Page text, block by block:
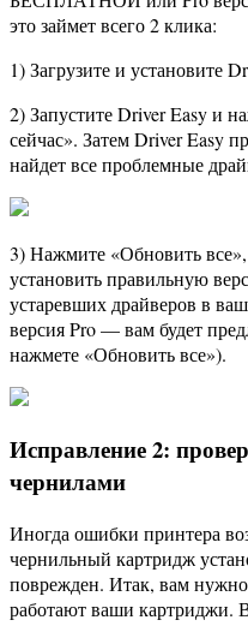
это займет всего 2 клика:
1) Загрузите и установите
2) Запустите Driver Easy и
сейчас». Затем Driver Easy
найдет все проблемные
3) Нажмите «Обновить все»,
установить правильную
устаревших драйверов в
версия Pro — вам будет
нажмете «Обновить все»).
Исправление 2:
чернилами
Иногда ошибки принтера
чернильный картридж
поврежден. Итак, вам
работают ваши картриджи.